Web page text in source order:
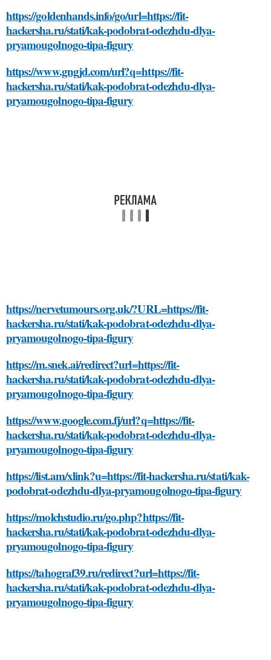
https://goldenhands.info/go/url=https://fit-
hackersha.ru/stati/kak-podobrat-odezhdu-dlya-
pryamougolnogo-tipa-figury
https://www.gngjd.com/url?q=https://fit-
hackersha.ru/stati/kak-podobrat-odezhdu-dlya-
pryamougolnogo-tipa-figury
https://nervetumours.org.uk/?URL=https://fit-
hackersha.ru/stati/kak-podobrat-odezhdu-dlya-
pryamougolnogo-tipa-figury
https://m.snek.ai/redirect?url=https://fit-
hackersha.ru/stati/kak-podobrat-odezhdu-dlya-
pryamougolnogo-tipa-figury
https://www.google.com.fj/url?q=https://fit-
hackersha.ru/stati/kak-podobrat-odezhdu-dlya-
pryamougolnogo-tipa-figury
https://list.am/xlink?u=https://fit-hackersha.ru/stati/kak-
podobrat-odezhdu-dlya-pryamougolnogo-tipa-figury
https://molchstudio.ru/go.php?https://fit-
hackersha.ru/stati/kak-podobrat-odezhdu-dlya-
pryamougolnogo-tipa-figury
https://tahograf39.ru/redirect?url=https://fit-
hackersha.ru/stati/kak-podobrat-odezhdu-dlya-
pryamougolnogo-tipa-figury